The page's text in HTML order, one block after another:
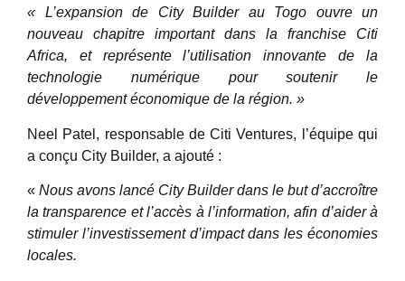
« L’expansion de City Builder au Togo ouvre un
nouveau chapitre important dans la franchise Citi
Africa, et représente l’utilisation innovante de la
technologie numérique pour soutenir le
développement économique de la région. »
Neel Patel, responsable de Citi Ventures, l’équipe qui
a conçu City Builder, a ajouté :
« Nous avons lancé City Builder dans le but d’accroître
la transparence et l’accès à l’information, afin d’aider à
stimuler l’investissement d’impact dans les économies
locales.